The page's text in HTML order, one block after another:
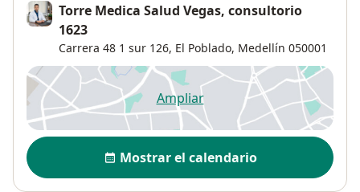
Torre Medica Salud Vegas, consultorio
1623
Carrera 48 1 sur 126, El Poblado, Medellín 050001
Ampliarse abre en una nueva
Disponibilidad
Mostrar el calendario